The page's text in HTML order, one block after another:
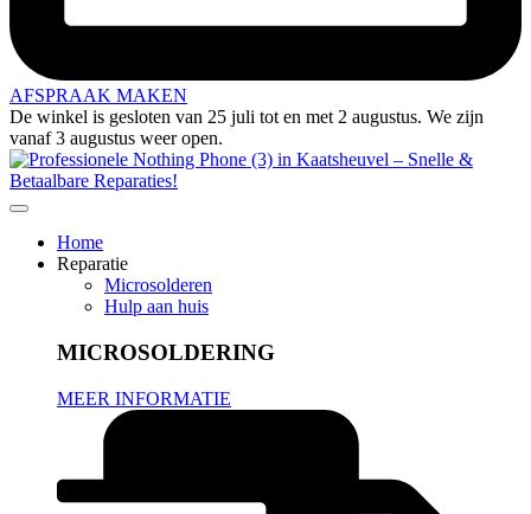
AFSPRAAK MAKEN
De winkel is gesloten van 25 juli tot en met 2 augustus. We zijn
vanaf 3 augustus weer open.
Home
Reparatie
Microsolderen
Hulp aan huis
MICROSOLDERING
MEER INFORMATIE